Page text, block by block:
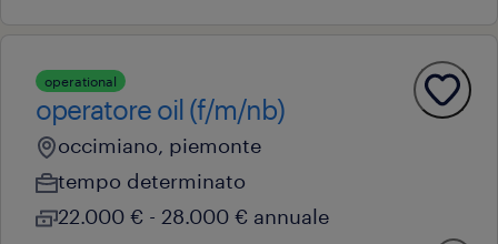
operational
operatore oil (f/m/nb)
occimiano, piemonte
tempo determinato
22.000 € - 28.000 € annuale